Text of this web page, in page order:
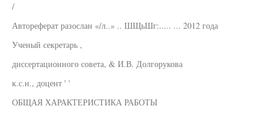
/
Автореферат разослан «/л..» .. ШЩьШг:..... ... 2012 года
Ученый секретарь ,
диссертационного совета, & И.В. Долгорукова
к.с.н., доцент ' '
ОБЩАЯ ХАРАКТЕРИСТИКА РАБОТЫ